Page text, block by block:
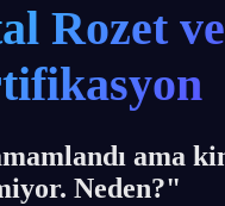
Rozet ve
ama
Neden?"